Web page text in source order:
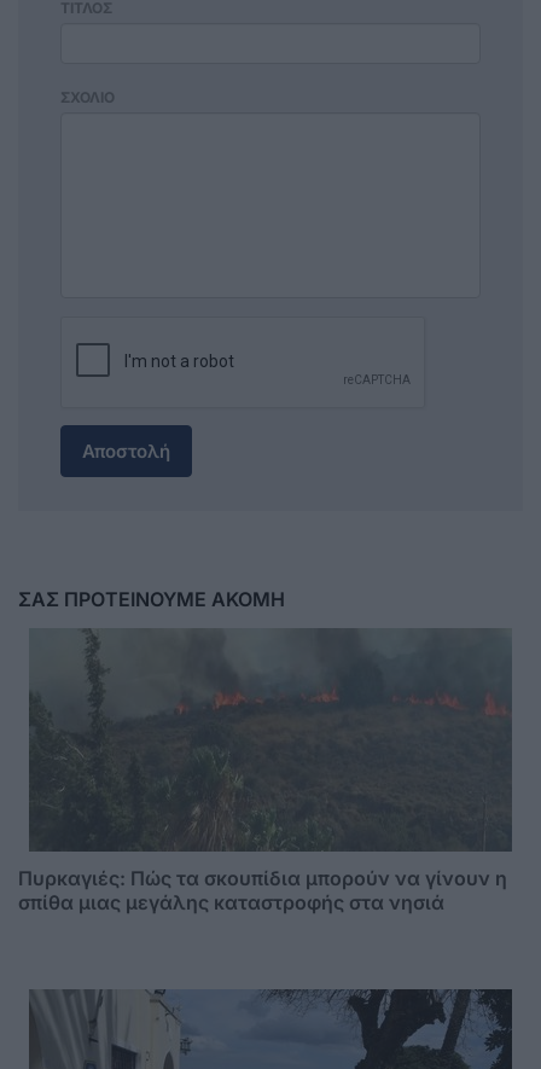
ΤΙΤΛΟΣ
ΣΧΟΛΙΟ
Αποστολή
ΣΑΣ ΠΡΟΤΕΙΝΟΥΜΕ ΑΚΟΜΗ
Πυρκαγιές: Πώς τα σκουπίδια μπορούν να γίνουν η
σπίθα μιας μεγάλης καταστροφής στα νησιά